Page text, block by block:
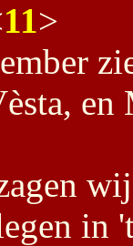
11>
en
in